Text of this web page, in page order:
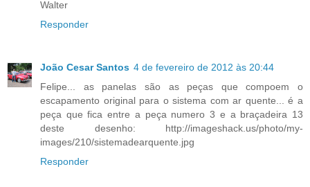
Walter
Responder
João Cesar Santos 4 de fevereiro de 2012 às 20:44
Felipe... as panelas são as peças que compoem o
escapamento original para o sistema com ar quente... é a
peça que fica entre a peça numero 3 e a braçadeira 13
deste desenho: http://imageshack.us/photo/my-
images/210/sistemadearquente.jpg
Responder